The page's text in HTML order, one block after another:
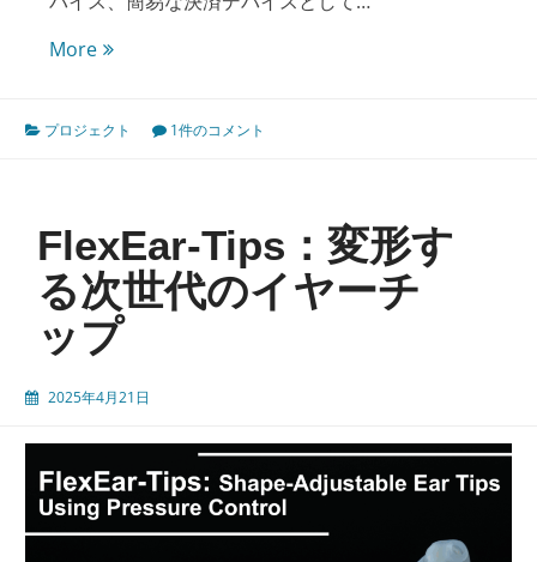
MoreScanRing:
ス
ン
グ
型
個
認
デ
バ
イ
ス
プロジェクト 1件のコメント
FlexEar-Tips：変形す
る次世代のイヤーチ
ップ
2025年4月21日